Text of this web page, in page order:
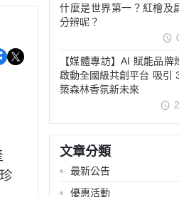
什麼是世界第一？紅檜及
分辨呢？
【媒體專訪】AI 賦能品
啟動全國級共創平台 吸引
築森林香氛新未來
文章分類
最新公告
優惠活動